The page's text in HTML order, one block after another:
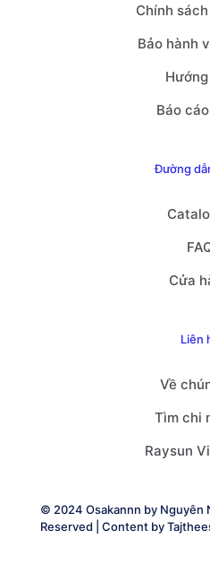
Chính
Bảo hành
Báo
Đường
Cửa
Liên
Về
Tìm chi
Raysun
© 2024 Osakannn by Nguyên
Reserved | Content by